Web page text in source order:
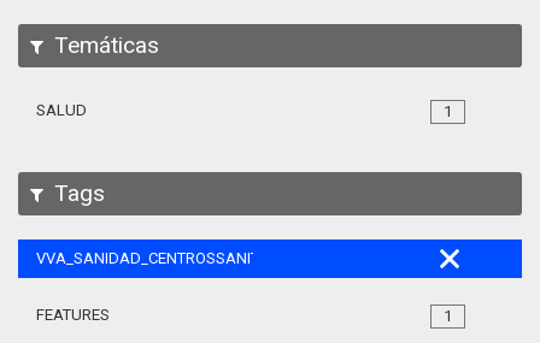
Temáticas
1
SALUD
Tags
VVA_SANIDAD_CENTROSSANITARIOS_105
1
FEATURES